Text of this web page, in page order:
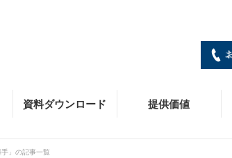
資料ダウンロード 提供価値
」の記事一覧